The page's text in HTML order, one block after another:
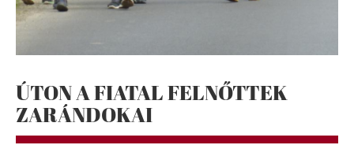
ÚTON A FIATAL FELNŐTTEK
ZARÁNDOKAI